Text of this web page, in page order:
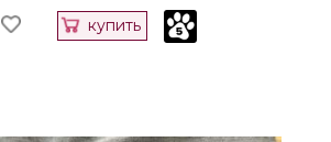
купить